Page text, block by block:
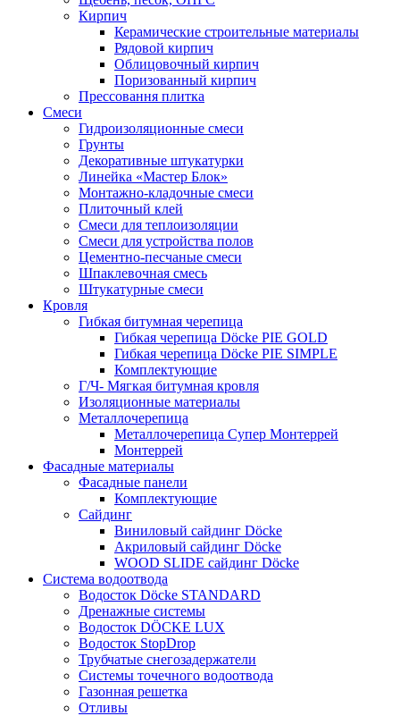
Кирпич
Керамические строительные материалы
Рядовой кирпич
Облицовочный кирпич
Поризованный кирпич
Прессовання плитка
Смеси
Гидроизоляционные смеси
Грунты
Декоративные штукатурки
Линейка «Мастер Блок»
Монтажно-кладочные смеси
Плиточный клей
Смеси для теплоизоляции
Смеси для устройства полов
Цементно-песчаные смеси
Шпаклевочная смесь
Штукатурные смеси
Кровля
Гибкая битумная черепица
Гибкая черепица Döcke PIE GOLD
Гибкая черепица Döcke PIE SIMPLE
Комплектующие
Г/Ч- Мягкая битумная кровля
Изоляционные материалы
Металлочерепица
Металлочерепица Супер Монтеррей
Монтеррей
Фасадные материалы
Фасадные панели
Комплектующие
Сайдинг
Виниловый сайдинг Döcke
Акриловый сайдинг Döcke
WOOD SLIDE сайдинг Döcke
Система водоотвода
Водосток Döcke STANDARD
Дренажные системы
Водосток DÖCKE LUX
Водосток StopDrop
Трубчатые снегозадержатели
Системы точечного водоотвода
Газонная решетка
Отливы